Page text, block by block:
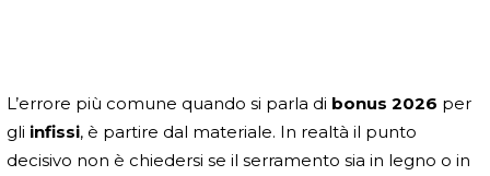
L’errore più comune quando si parla di bonus 2026 per
gli infissi, è partire dal materiale. In realtà il punto
decisivo non è chiedersi se il serramento sia in legno o in